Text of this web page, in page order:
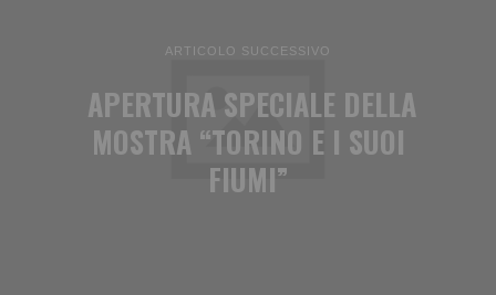
ARTICOLO SUCCESSIVO
APERTURA SPECIALE DELLA
MOSTRA “TORINO E I SUOI
FIUMI”